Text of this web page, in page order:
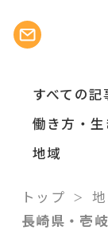
すべての記
働き方・生
地域
トップ
長崎県・壱